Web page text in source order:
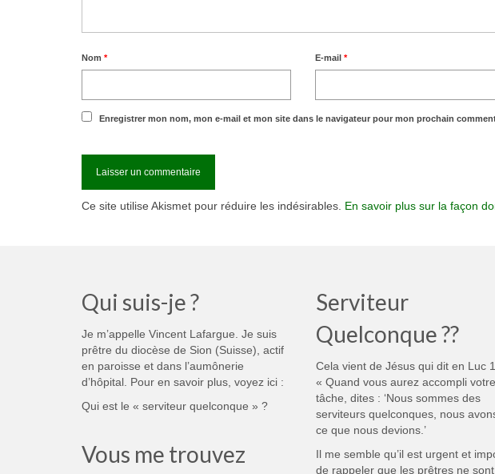
Nom * E-mail*
Enregistrer mon nom, mon e-mail et mon site dans le navigateur pour mon prochain
Ce site utilise Akismet pour réduire les indésirables. En savoir plus sur la façon
Qui suis-je ?
Je m’appelle Vincent Lafargue. Je suis
prêtre du diocèse de Sion (Suisse), actif
en paroisse et dans l’aumônerie
d’hôpital. Pour en savoir plus, voyez ici :
Qui est le « serviteur quelconque » ?
Vous me trouvez
Serviteur
Quelconque ??
Cela vient de Jésus qui dit en Luc
« Quand vous aurez accompli votre
tâche, dites : ‘Nous sommes des
serviteurs quelconques, nous
ce que nous devions.’
Il me semble qu’il est urgent et
de rappeler que les prêtres ne